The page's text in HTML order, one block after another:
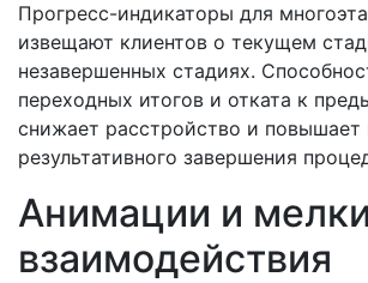
Прогресс-индикаторы для
извещают клиентов о текущем
незавершенных стадиях.
переходных итогов и отката к
снижает расстройство и
результативного завершения
Анимации и
взаимодействия